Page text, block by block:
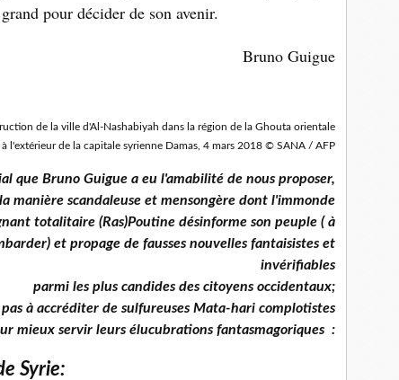
pour décider de son avenir.
Bruno Guigue
de la ville d'Al-Nashabiyah dans la région de la Ghouta orientale
à l'extérieur de la capitale syrienne Damas, 4 mars 2018 © SANA / AFP
que Bruno Guigue a eu l'amabilité de nous proposer,
manière scandaleuse et mensongère dont l'immonde
totalitaire (Ras)Poutine désinforme son peuple ( à
et propage de fausses nouvelles fantaisistes et
invérifiables
parmi les plus candides des citoyens occidentaux;
à accréditer de sulfureuses Mata-hari complotistes
mieux servir leurs élucubrations fantasmagoriques :
Syrie: